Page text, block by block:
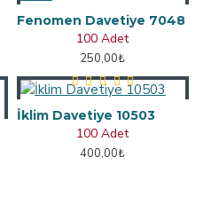
Fenomen Davetiye 7048
100 Adet
250,00₺
İklim Davetiye 10503
100 Adet
400,00₺